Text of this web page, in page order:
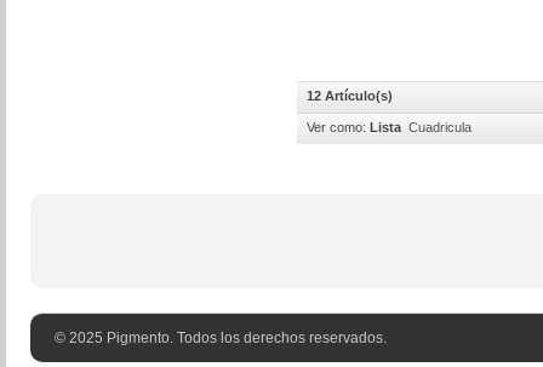
12 Artículo(s)
Ver como: Lista Cuadricula
© 2025 Pigmento. Todos los derechos reservados.